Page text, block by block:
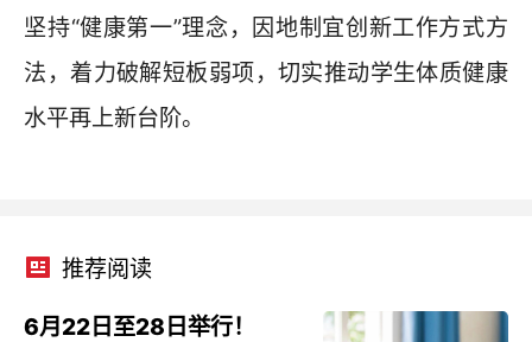
坚持“健康第一”理念，因地制宜创新工作方式方
法，着力破解短板弱项，切实推动学生体质健康
水平再上新台阶。
推荐阅读
6月22日至28日举行！